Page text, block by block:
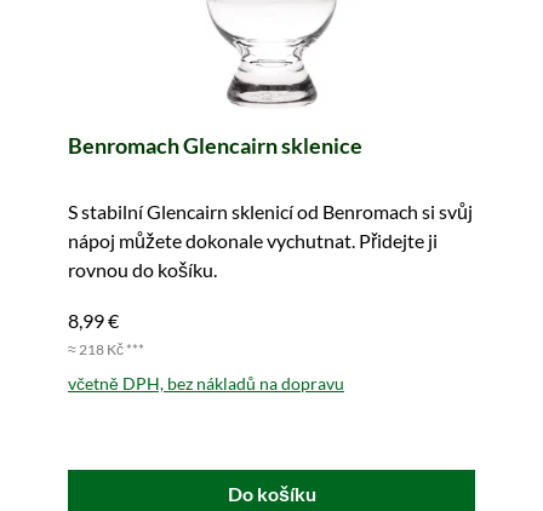
Benromach Glencairn sklenice
S stabilní Glencairn sklenicí od Benromach si svůj
nápoj můžete dokonale vychutnat. Přidejte ji
rovnou do košíku.
8,99 €
≈ 218 Kč ***
včetně DPH, bez nákladů na dopravu
Do košíku